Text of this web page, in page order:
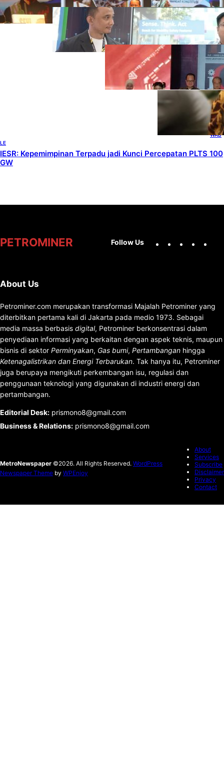
HEADLINES, TECHNOLOGY
Teknologi Keselamatan, Penentu
Baru Persaingan Industri
Otomotif
DOWNSTREAM
HEADLINES
Terbuka, Peluang
Usaha bagi IKM
Alas Kaki Lokal
ENER
GY ,
HEAD
LINES
,
RENE
WAB
LE
IESR: Kepemimpinan Terpadu jadi Kunci Percepatan PLTS 100
GW
PETROMINER Follow Us
About Us
Petrominer.com merupakan transformasi Majalah Petrominer yang
diterbitkan pertama kali di Jakarta pada medio 1973. Sebagai
media massa berbasis digital, Petrominer berkonsentrasi dalam
penyediaan informasi yang berkaitan dengan aspek teknis, maupun
bisnis di sektor Perminyakan, Gas bumi, Pertambangan hingga
Ketenagalistrikan dan Energi Terbarukan. Tak hanya itu, Petrominer
juga berupaya mengikuti perkembangan isu, regulasi dan
penggunaan teknologi yang digunakan di industri energi dan
pertambangan.
Editorial Desk: prismono8@gmail.com
Business & Relations: prismono8@gmail.com
MetroNewspaper ©2026. All Rights Reserved. WordPress
Newspaper Theme by WPEnjoy
About
Services
Subscribe
Disclaimer
Privacy
Contact